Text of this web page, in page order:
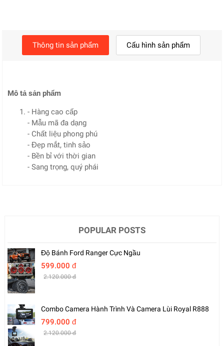
Thông tin sản phẩm Cấu hình sản phẩm
Mô tả sản phẩm
- Hàng cao cấp
- Mẫu mã đa dạng
- Chất liệu phong phú
- Đẹp mắt, tinh sảo
- Bền bỉ với thời gian
- Sang trọng, quý phái
POPULAR POSTS
Độ Bánh Ford Ranger Cực Ngầu
599.000 đ
2.120.000 đ
Combo Camera Hành Trình Và Camera Lùi Royal R888
799.000 đ
2.120.000 đ